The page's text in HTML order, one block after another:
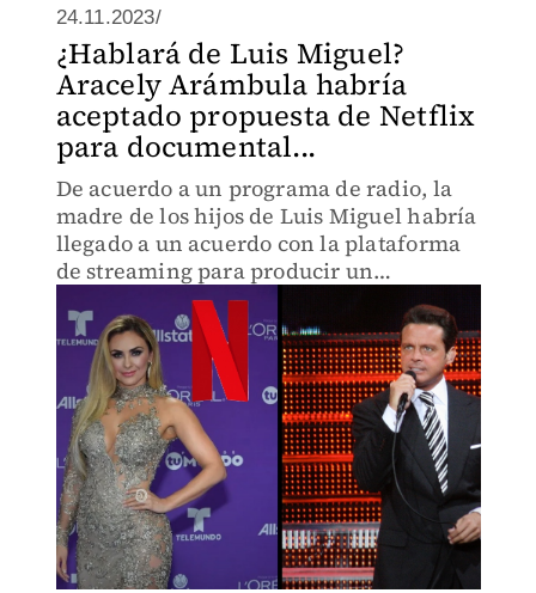
24.11.2023/
¿Hablará de Luis Miguel?
Aracely Arámbula habría
aceptado propuesta de Netflix
para documental...
De acuerdo a un programa de radio, la
madre de los hijos de Luis Miguel habría
llegado a un acuerdo con la plataforma
de streaming para producir un
documental sobre su vida.